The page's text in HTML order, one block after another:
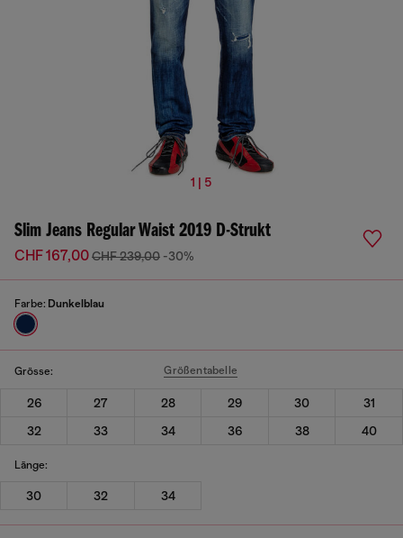
1 | 5
Slim Jeans Regular Waist 2019 D-Strukt
CHF 167,00CHF 239,00 -30%
Farbe: Dunkelblau
Grösse: Größentabelle
26 27 28 29 30
31
32
33 34 36 38 40
Länge:
30 32 34